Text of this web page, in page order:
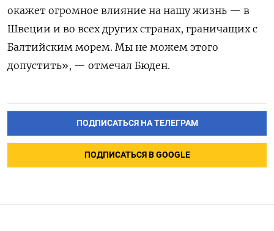
окажет огромное влияние на нашу жизнь — в
Швеции и во всех других странах, граничащих с
Балтийским морем. Мы не можем этого
допустить», — отмечал Бюден.
ПОДПИСАТЬСЯ НА ТЕЛЕГРАМ
ПОДПИСАТЬСЯ В GOOGLE